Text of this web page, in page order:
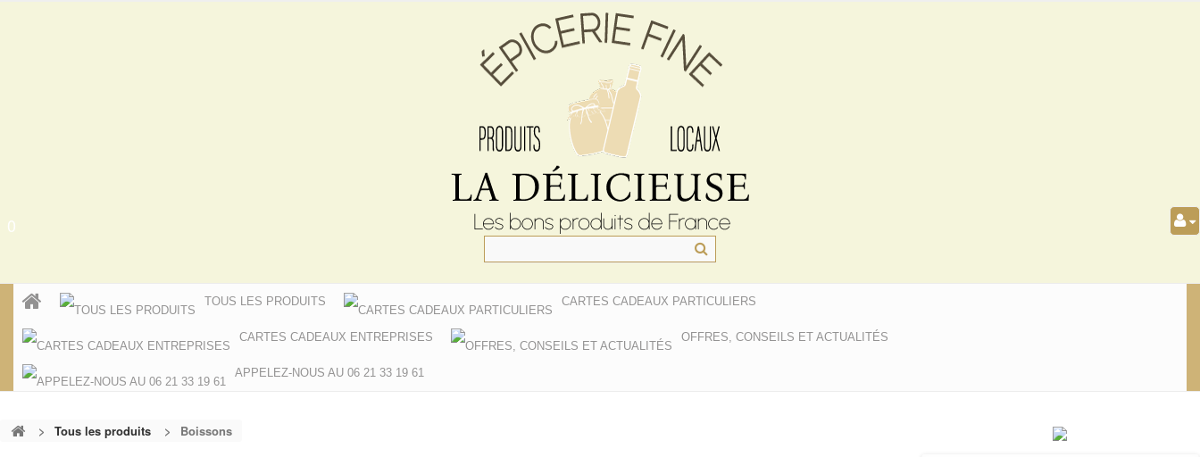
0
TOUS LES PRODUITS CARTES CADEAUX PARTICULIERS
CARTES CADEAUX ENTREPRISES OFFRES, CONSEILS ET ACTUALITÉS
APPELEZ-NOUS AU 06 21 33 19 61
> Tous les produits > Boissons